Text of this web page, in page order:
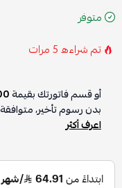
متوفر
تم شراءه5مرات
أو قسم فاتورتك بقيمة
بدون رسوم تأخير،
اعرف أكثر